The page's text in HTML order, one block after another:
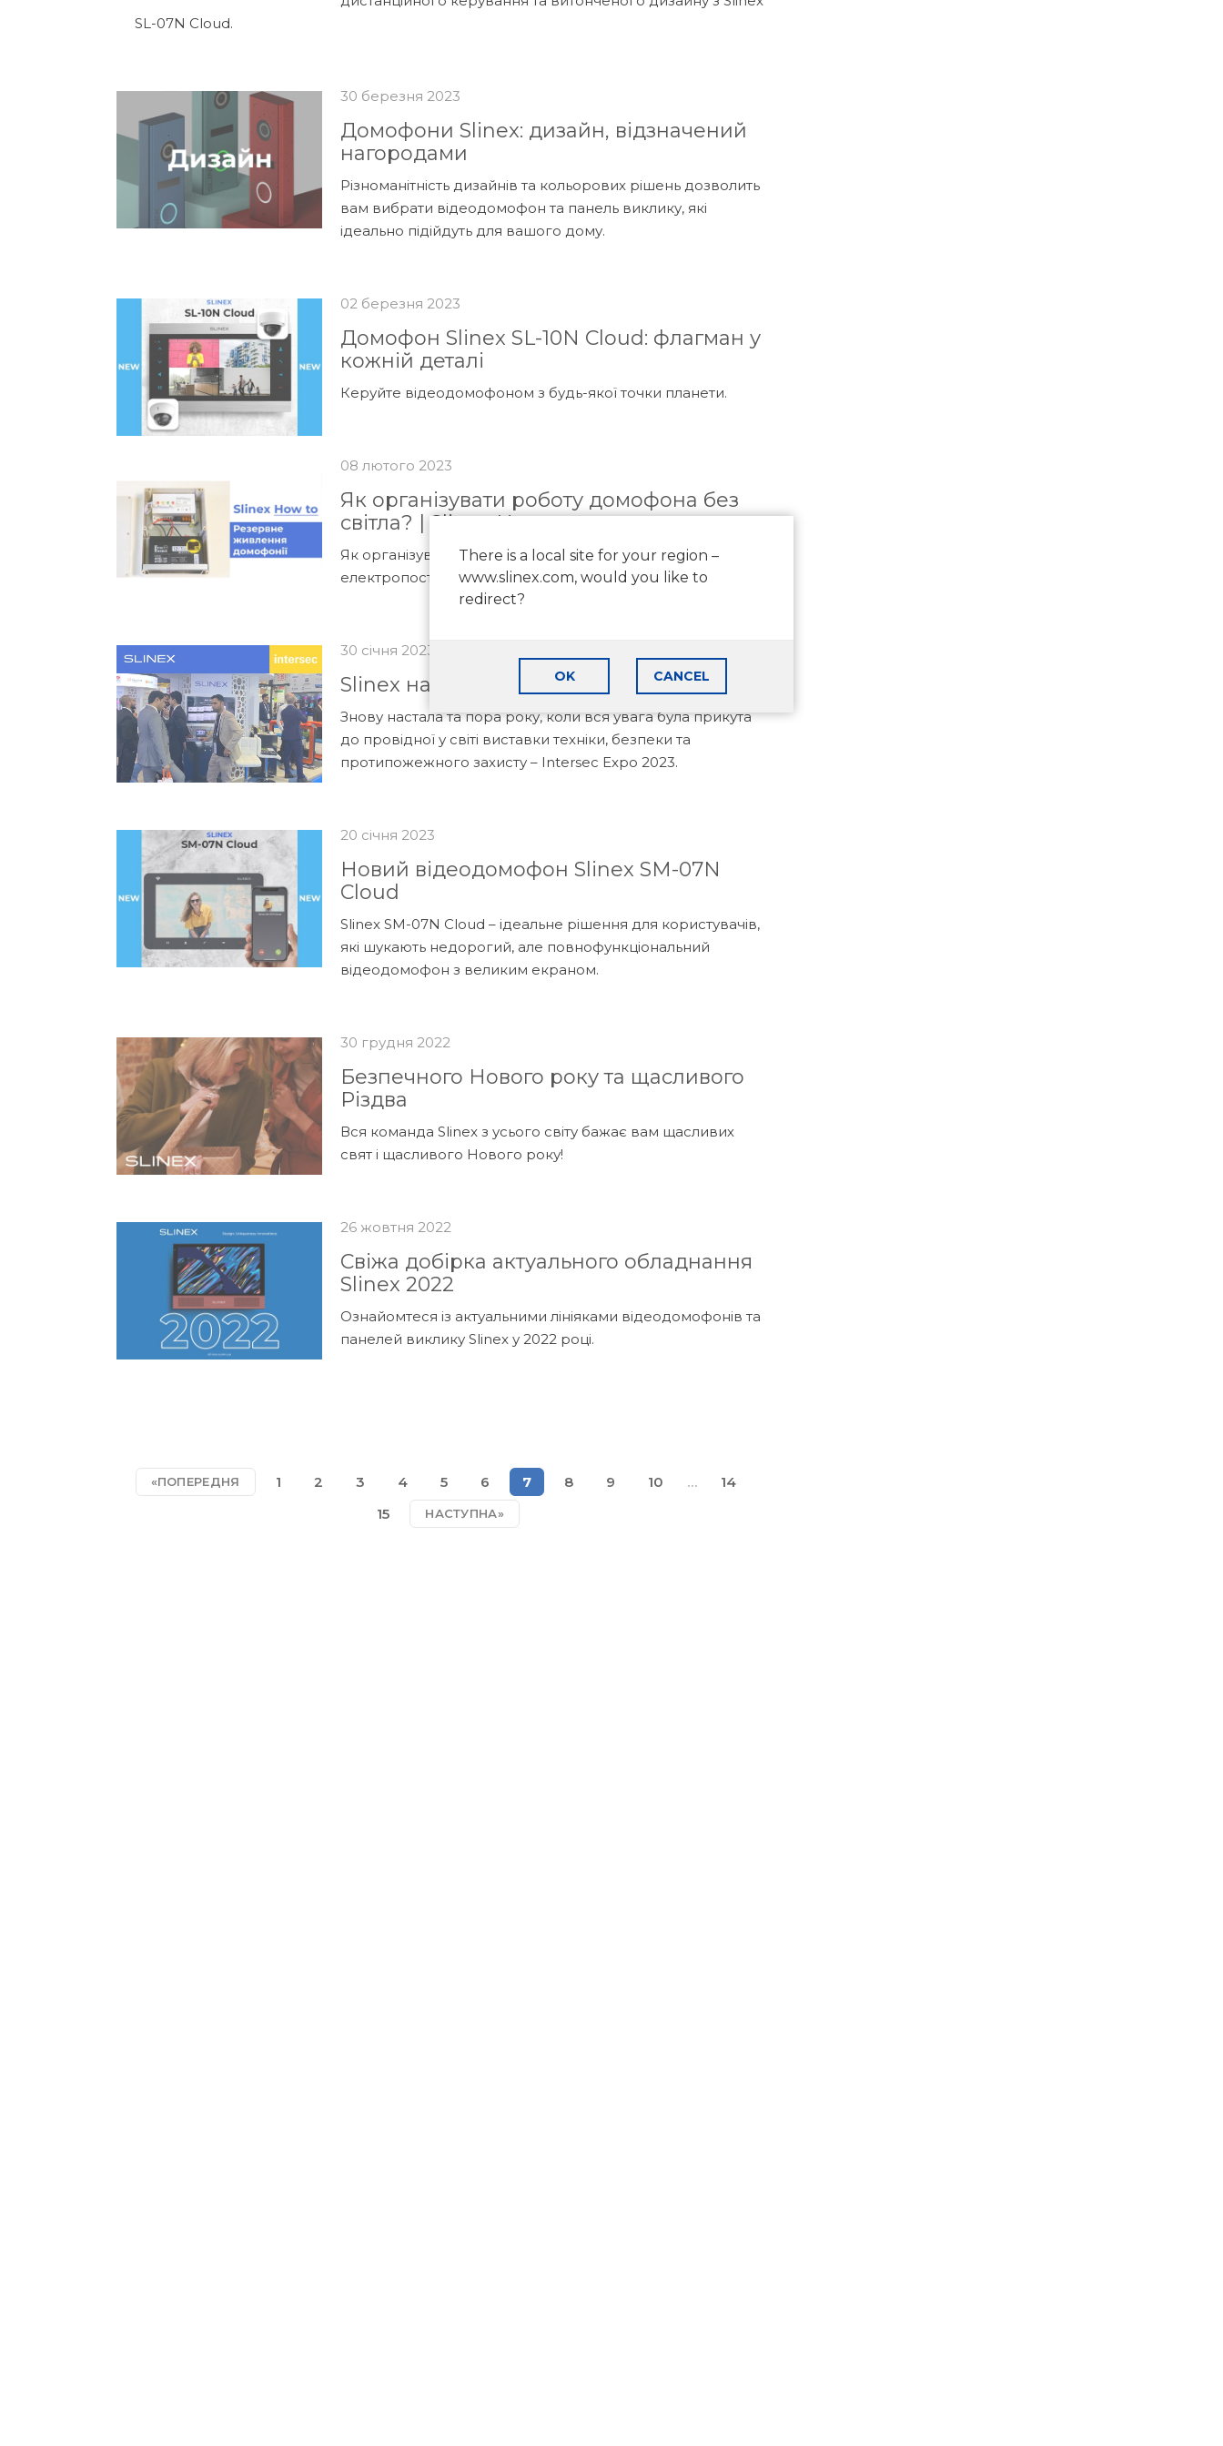
SL-07N Cloud.
30 березня 2023
Домофони Slinex: дизайн, відзначений
нагородами
Різноманітність дизайнів та кольорових рішень дозволить
вам вибрати відеодомофон та панель виклику, які
ідеально підійдуть для вашого дому.
02 березня 2023
Домофон Slinex SL-10N Cloud: флагман у
кожній деталі
Керуйте відеодомофоном з будь-якої точки планети.
08 лютого 2023
Як організувати роботу домофона без
світла? | Slinex How to
Як організувати роботу домофона, коли відсутнє світло та
електропостачання? Відповідь – у цьому матеріалі.
30 січня 2023
Slinex на Intersec 2023: наша 6-а участь!
Знову настала та пора року, коли вся увага була прикута
до провідної у світі виставки техніки, безпеки та
протипожежного захисту – Intersec Expo 2023.
20 січня 2023
Новий відеодомофон Slinex SM-07N
Cloud
Slinex SM-07N Cloud – ідеальне рішення для користувачів,
які шукають недорогий, але повнофункціональний
відеодомофон з великим екраном.
30 грудня 2022
Безпечного Нового року та щасливого
Різдва
Вся команда Slinex з усього світу бажає вам щасливих
свят і щасливого Нового року!
26 жовтня 2022
Свіжа добірка актуального обладнання
Slinex 2022
Ознайомтеся із актуальними лініяками відеодомофонів та
панелей виклику Slinex у 2022 році.
«ПОПЕРЕДНЯ 1 2 3 4 5 6 7 8 9 10 …
14
15
НАСТУПНА»
There is a local site for your region –
www.slinex.com, would you like to
redirect?
OK CANCEL